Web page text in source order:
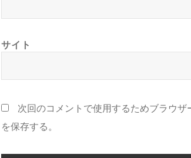
サイト
次回のコメントで使用するためブラウ
を保存する。